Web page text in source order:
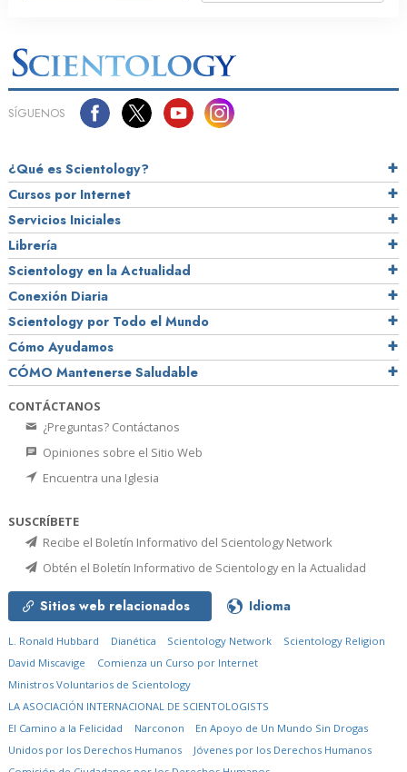
SÍGUENOS
¿Qué es Scientology?
Cursos por Internet
Servicios Iniciales
Librería
Scientology en la Actualidad
Conexión Diaria
Scientology por Todo el Mundo
Cómo Ayudamos
CÓMO Mantenerse Saludable
CONTÁCTANOS
¿Preguntas? Contáctanos
Opiniones sobre el Sitio Web
Encuentra una Iglesia
SUSCRÍBETE
Recibe el Boletín Informativo del Scientology Network
Obtén el Boletín Informativo de Scientology en la Actualidad
Sitios web relacionados Idioma
L. Ronald Hubbard Dianética Scientology Network
Scientology Religion
David Miscavige
Comienza un Curso por Internet
Ministros Voluntarios de Scientology
LA ASOCIACIÓN INTERNACIONAL DE SCIENTOLOGISTS
El Camino a la Felicidad
Narconon
En Apoyo de Un Mundo Sin Drogas
Unidos por los Derechos Humanos
Jóvenes por los Derechos Humanos